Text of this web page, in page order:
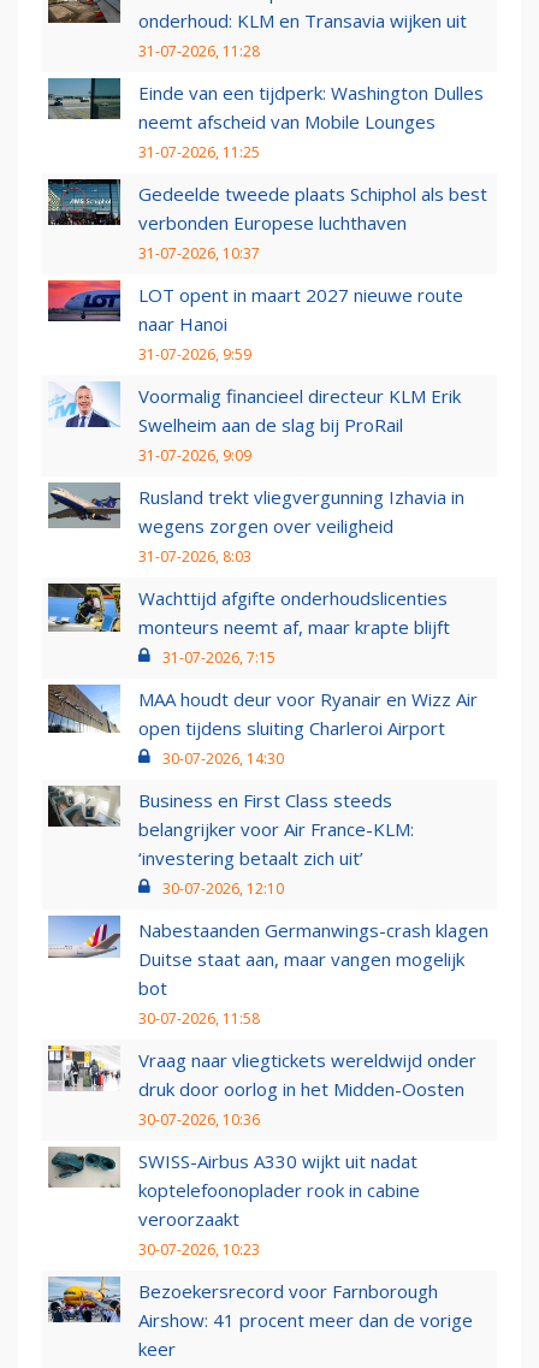
onderhoud: KLM en Transavia wijken uit
31-07-2026, 11:28
Einde van een tijdperk: Washington Dulles
neemt afscheid van Mobile Lounges
31-07-2026, 11:25
Gedeelde tweede plaats Schiphol als best
verbonden Europese luchthaven
31-07-2026, 10:37
LOT opent in maart 2027 nieuwe route
naar Hanoi
31-07-2026, 9:59
Voormalig financieel directeur KLM Erik
Swelheim aan de slag bij ProRail
31-07-2026, 9:09
Rusland trekt vliegvergunning Izhavia in
wegens zorgen over veiligheid
31-07-2026, 8:03
Wachttijd afgifte onderhoudslicenties
monteurs neemt af, maar krapte blijft
31-07-2026, 7:15
MAA houdt deur voor Ryanair en Wizz Air
open tijdens sluiting Charleroi Airport
30-07-2026, 14:30
Business en First Class steeds
belangrijker voor Air France-KLM:
‘investering betaalt zich uit’
30-07-2026, 12:10
Nabestaanden Germanwings-crash klagen
Duitse staat aan, maar vangen mogelijk
bot
30-07-2026, 11:58
Vraag naar vliegtickets wereldwijd onder
druk door oorlog in het Midden-Oosten
30-07-2026, 10:36
SWISS-Airbus A330 wijkt uit nadat
koptelefoonoplader rook in cabine
veroorzaakt
30-07-2026, 10:23
Bezoekersrecord voor Farnborough
Airshow: 41 procent meer dan de vorige
keer